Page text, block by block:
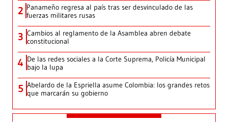
2 Panameño regresa al país tras ser desvinculado de las
fuerzas militares rusas
3 Cambios al reglamento de la Asamblea abren debate
constitucional
4 De las redes sociales a la Corte Suprema, Policía Municipal
bajo la lupa
5 Abelardo de la Espriella asume Colombia: los grandes retos
que marcarán su gobierno